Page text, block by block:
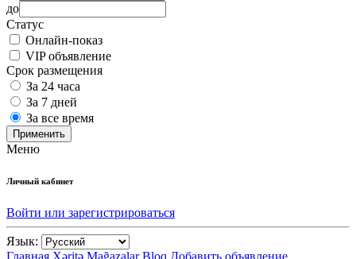
до
Статус
Онлайн-показ
VIP объявление
Срок размещения
За 24 часа
За 7 дней
За все время
Применить
Меню
Личный кабинет
Войти или зарегистрироваться
Язык:
Главная Xəritə Mağazalar Bloq Добавить объявление